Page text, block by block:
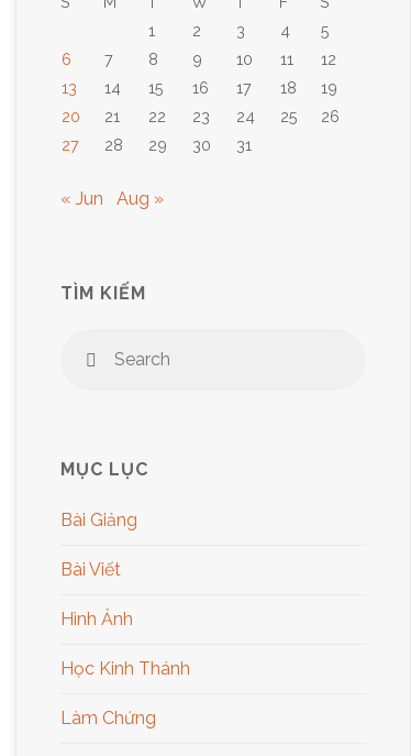
1
2 3 4
5
6
7 8 9 10 11
12
13
14 15 16 17 18
19
20
21 22 23 24 25
26
27
28 29 30 31
« Jun Aug »
TÌM KIẾM
Search
MỤC LỤC
Bài Giảng
Bài Viết
Hình Ảnh
Học Kinh Thánh
Làm Chứng